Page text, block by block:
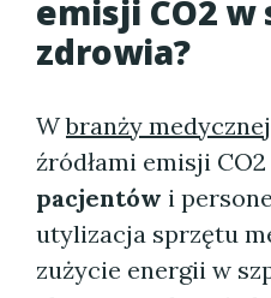
emisji CO2
zdrowia?
Wbranży medycznej
źródłami emisji CO2
pacjentów i
utylizacja sprzętu
zużycie energii w